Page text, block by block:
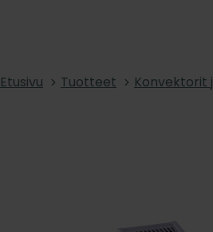
Etusivu Tuotteet Konvektorit